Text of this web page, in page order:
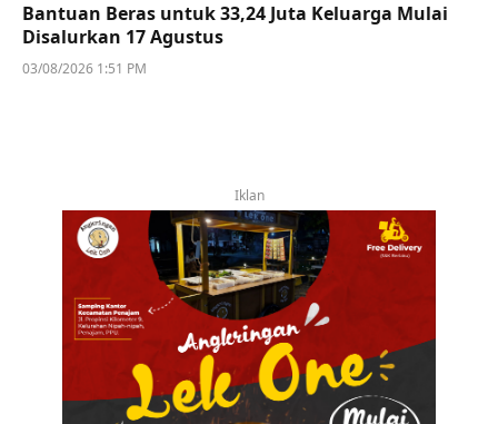
Bantuan Beras untuk 33,24 Juta Keluarga Mulai
Disalurkan 17 Agustus
03/08/2026 1:51 PM
Iklan